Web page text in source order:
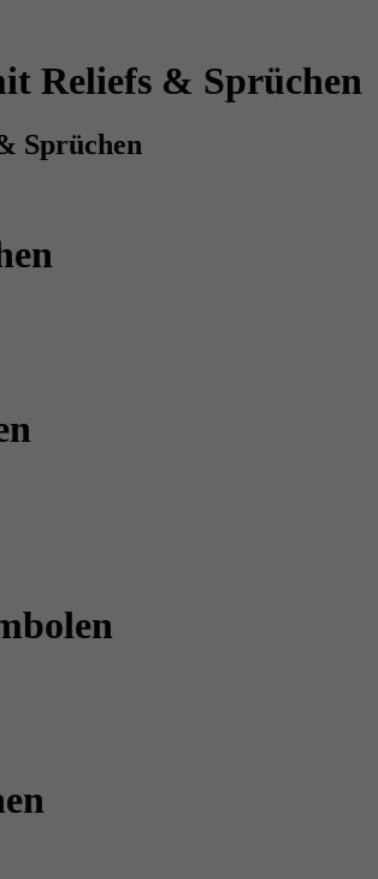
Reliefs & Sprüchen
Sprüchen